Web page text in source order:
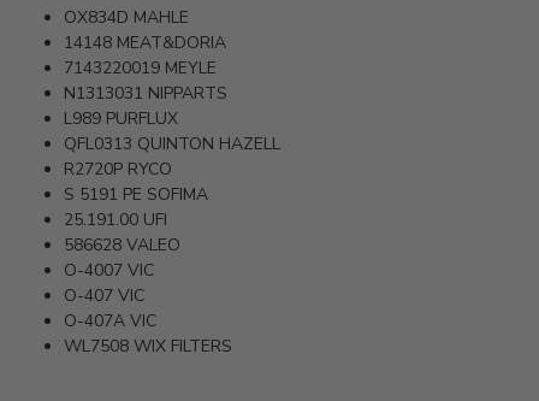
OX834D MAHLE
14148 MEAT&DORIA
7143220019 MEYLE
N1313031 NIPPARTS
L989 PURFLUX
QFL0313 QUINTON HAZELL
R2720P RYCO
S 5191 PE SOFIMA
25.191.00 UFI
586628 VALEO
O-4007 VIC
O-407 VIC
O-407A VIC
WL7508 WIX FILTERS